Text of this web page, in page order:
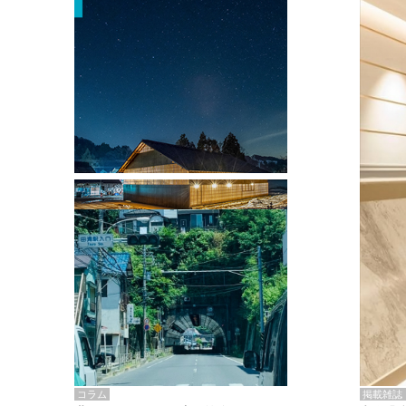
掲載雑誌
掲載雑誌・書籍
『街歩き研修「アールデコとモダニズ
ム、和風バロック」』のレポート記事が
掲載
コラム